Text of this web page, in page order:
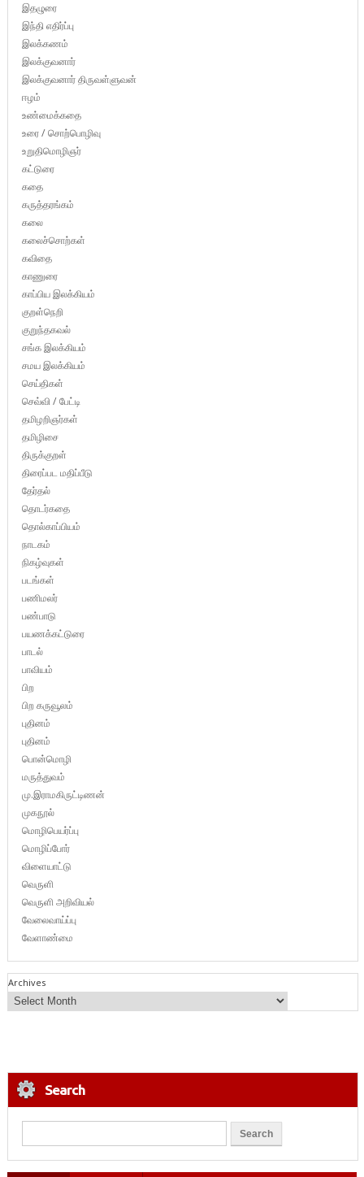
இதழுரை
இந்தி எதிர்ப்பு
இலக்கணம்
இலக்குவனார்
இலக்குவனார் திருவள்ளுவன்
ஈழம்
உண்மைக்கதை
உரை / சொற்பொழிவு
உறுதிமொழிஞர்
கட்டுரை
கதை
கருத்தரங்கம்
கலை
கலைச்சொற்கள்
கவிதை
காணுரை
காப்பிய இலக்கியம்
குறள்நெறி
குறுந்தகவல்
சங்க இலக்கியம்
சமய இலக்கியம்
செய்திகள்
செவ்வி / பேட்டி
தமிழறிஞர்கள்
தமிழிசை
திருக்குறள்
திரைப்பட மதிப்பீடு
தேர்தல்
தொடர்கதை
தொல்காப்பியம்
நாடகம்
நிகழ்வுகள்
படங்கள்
பணிமலர்
பண்பாடு
பயணக்கட்டுரை
பாடல்
பாவியம்
பிற
பிற கருவூலம்
புதினம்
புதினம்
பொன்மொழி
மருத்துவம்
மு.இராமகிருட்டிணன்
முகநூல்
மொழிபெயர்ப்பு
மொழிப்போர்
விளையாட்டு
வெருளி
வெருளி அறிவியல்
வேலைவாய்ப்பு
வேளாண்மை
Archives
Search